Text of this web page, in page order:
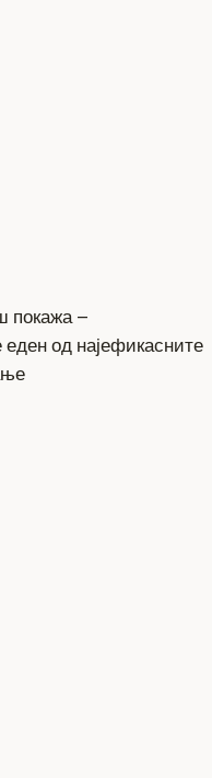
покажа –
еден од најефикасните